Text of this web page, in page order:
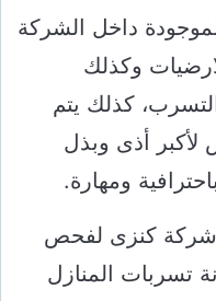
داخل الشركة
وكذلك
كذلك يتم
أذى وبذل
ومهارة.
شركة كنزى لفحص
تسربات المنازل